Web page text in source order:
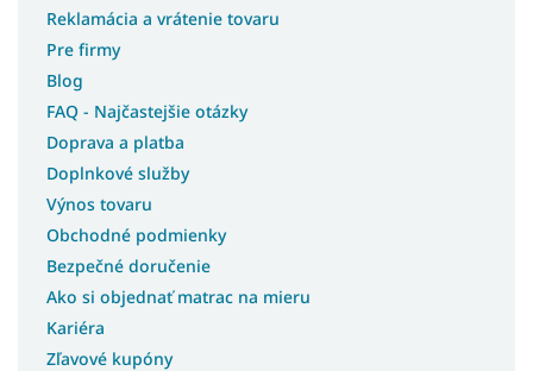
Reklamácia a vrátenie tovaru
Pre firmy
Blog
FAQ - Najčastejšie otázky
Doprava a platba
Doplnkové služby
Výnos tovaru
Obchodné podmienky
Bezpečné doručenie
Ako si objednať matrac na mieru
Kariéra
Zľavové kupóny